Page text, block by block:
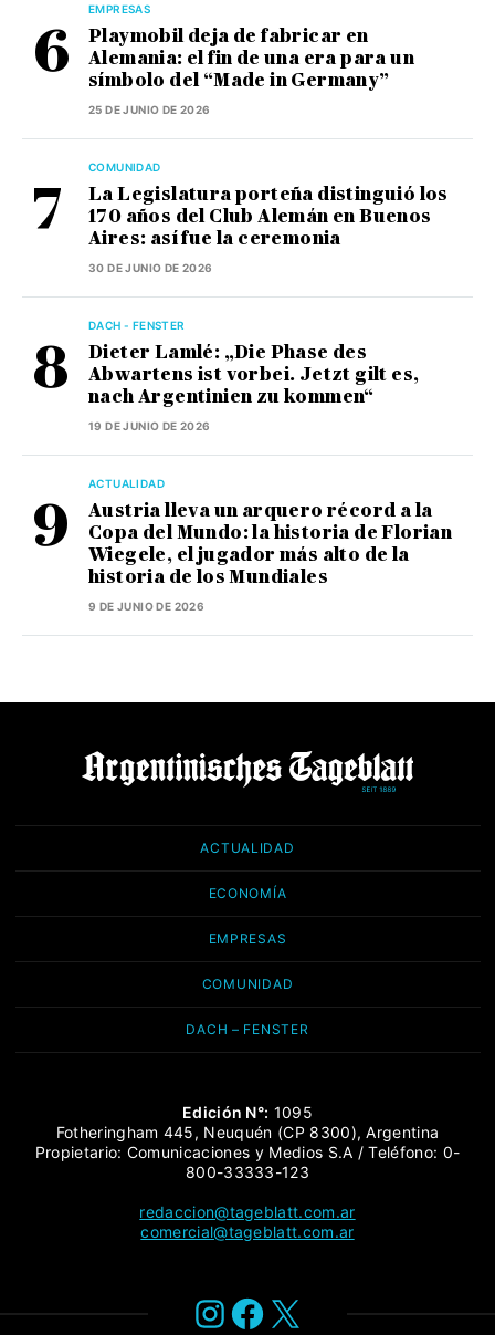
EMPRESAS
Playmobil deja de fabricar en
Alemania: el fin de una era para un
símbolo del “Made in Germany”
25 DE JUNIO DE 2026
COMUNIDAD
La Legislatura porteña distinguió los
170 años del Club Alemán en Buenos
Aires: así fue la ceremonia
30 DE JUNIO DE 2026
DACH - FENSTER
Dieter Lamlé: „Die Phase des
Abwartens ist vorbei. Jetzt gilt es,
nach Argentinien zu kommen“
19 DE JUNIO DE 2026
ACTUALIDAD
Austria lleva un arquero récord a la
Copa del Mundo: la historia de Florian
Wiegele, el jugador más alto de la
historia de los Mundiales
9 DE JUNIO DE 2026
ACTUALIDAD
ECONOMÍA
EMPRESAS
COMUNIDAD
DACH – FENSTER
Edición N°: 1095
Fotheringham 445, Neuquén (CP 8300), Argentina
Propietario: Comunicaciones y Medios S.A / Teléfono: 0-
800-33333-123
redaccion@tageblatt.com.ar
comercial@tageblatt.com.ar
Instagram
Facebook
X